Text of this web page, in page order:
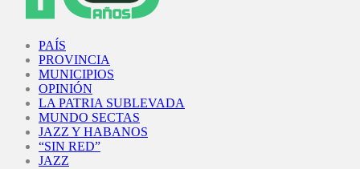
PAÍS
PROVINCIA
MUNICIPIOS
OPINIÓN
LA PATRIA SUBLEVADA
MUNDO SECTAS
JAZZ Y HABANOS
“SIN RED”
JAZZ